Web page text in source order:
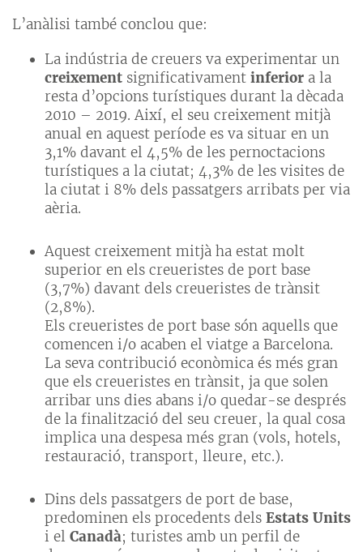
L’anàlisi també conclou que:
La indústria de creuers va experimentar un
creixement significativament inferior a la
resta d’opcions turístiques durant la dècada
2010 – 2019. Així, el seu creixement mitjà
anual en aquest període es va situar en un
3,1% davant el 4,5% de les pernoctacions
turístiques a la ciutat; 4,3% de les visites de
la ciutat i 8% dels passatgers arribats per via
aèria.
Aquest creixement mitjà ha estat molt
superior en els creueristes de port base
(3,7%) davant dels creueristes de trànsit
(2,8%).
Els creueristes de port base són aquells que
comencen i/o acaben el viatge a Barcelona.
La seva contribució econòmica és més gran
que els creueristes en trànsit, ja que solen
arribar uns dies abans i/o quedar-se després
de la finalització del seu creuer, la qual cosa
implica una despesa més gran (vols, hotels,
restauració, transport, lleure, etc.).
Dins dels passatgers de port de base,
predominen els procedents dels Estats Units
i el Canadà; turistes amb un perfil de